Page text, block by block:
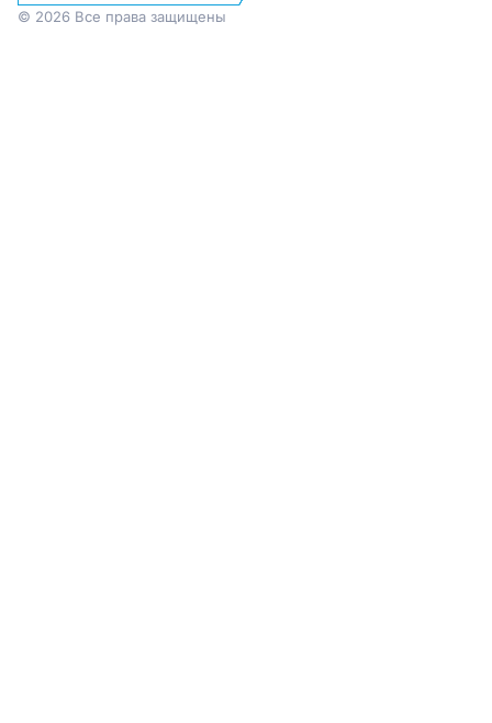
© 2026 Все права защищены